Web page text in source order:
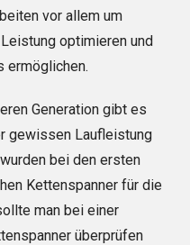
vor allem um
optimieren und
ermöglichen.
Generation gibt es
gewissen Laufleistung
bei den ersten
Kettenspanner für die
man bei einer
überprüfen